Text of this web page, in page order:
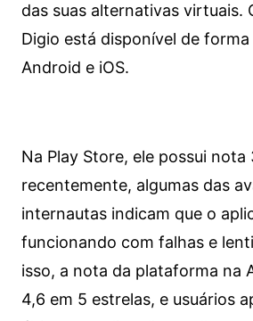
das suas alternativas virtuais.
Digio está disponível de
Android e iOS.
Na Play Store, ele possui nota
recentemente, algumas das
internautas indicam que o
funcionando com falhas e
isso, a nota da plataforma na
4,6 em 5 estrelas, e usuários